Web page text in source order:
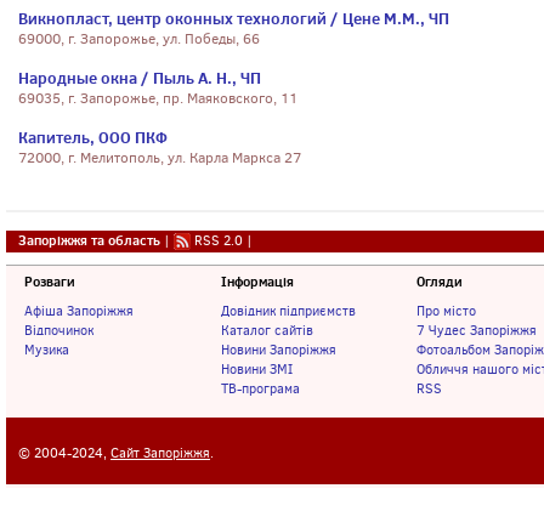
Викнопласт, центр оконных технологий / Цене М.М., ЧП
69000, г. Запорожье, ул. Победы, 66
Народные окна / Пыль А. Н., ЧП
69035, г. Запорожье, пр. Маяковского, 11
Капитель, ООО ПКФ
72000, г. Мелитополь, ул. Карла Маркса 27
Запоріжжя та область | RSS 2.0 |
Розваги
Афіша Запоріжжя
Відпочинок
Музика
Інформація
Довідник підприємств
Каталог сайтів
Новини Запоріжжя
Новини ЗМІ
ТВ-програма
Огляди
Про місто
7 Чудес Запоріжжя
Фотоальбом
Обличчя нашого
RSS
© 2004-2024, Сайт Запоріжжя.